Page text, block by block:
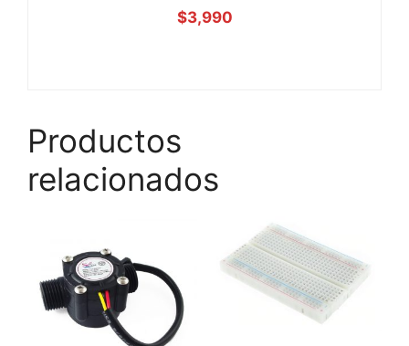
$3,990
Productos
relacionados